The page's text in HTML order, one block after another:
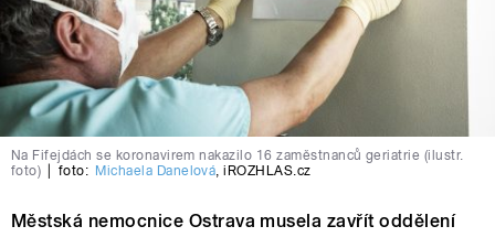
Na Fifejdách se koronavirem nakazilo 16 zaměstnanců geriatrie (ilustr.
foto)
foto: Michaela Danelová,iROZHLAS.cz
Městská nemocnice Ostrava musela zavřít oddělení